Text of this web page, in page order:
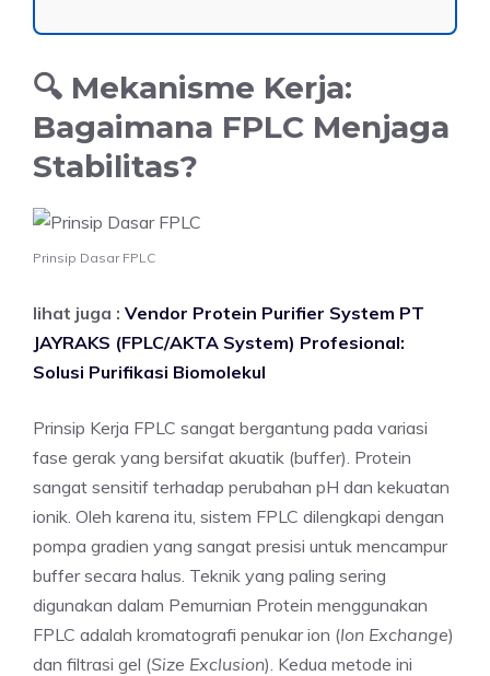
🔍 Mekanisme Kerja:
Bagaimana FPLC Menjaga
Stabilitas?
Prinsip Dasar FPLC
lihat juga : Vendor Protein Purifier System PT
JAYRAKS (FPLC/AKTA System) Profesional:
Solusi Purifikasi Biomolekul
Prinsip Kerja FPLC sangat bergantung pada variasi
fase gerak yang bersifat akuatik (buffer). Protein
sangat sensitif terhadap perubahan pH dan kekuatan
ionik. Oleh karena itu, sistem FPLC dilengkapi dengan
pompa gradien yang sangat presisi untuk mencampur
buffer secara halus. Teknik yang paling sering
digunakan dalam Pemurnian Protein menggunakan
FPLC adalah kromatografi penukar ion (Ion Exchange)
dan filtrasi gel (Size Exclusion). Kedua metode ini